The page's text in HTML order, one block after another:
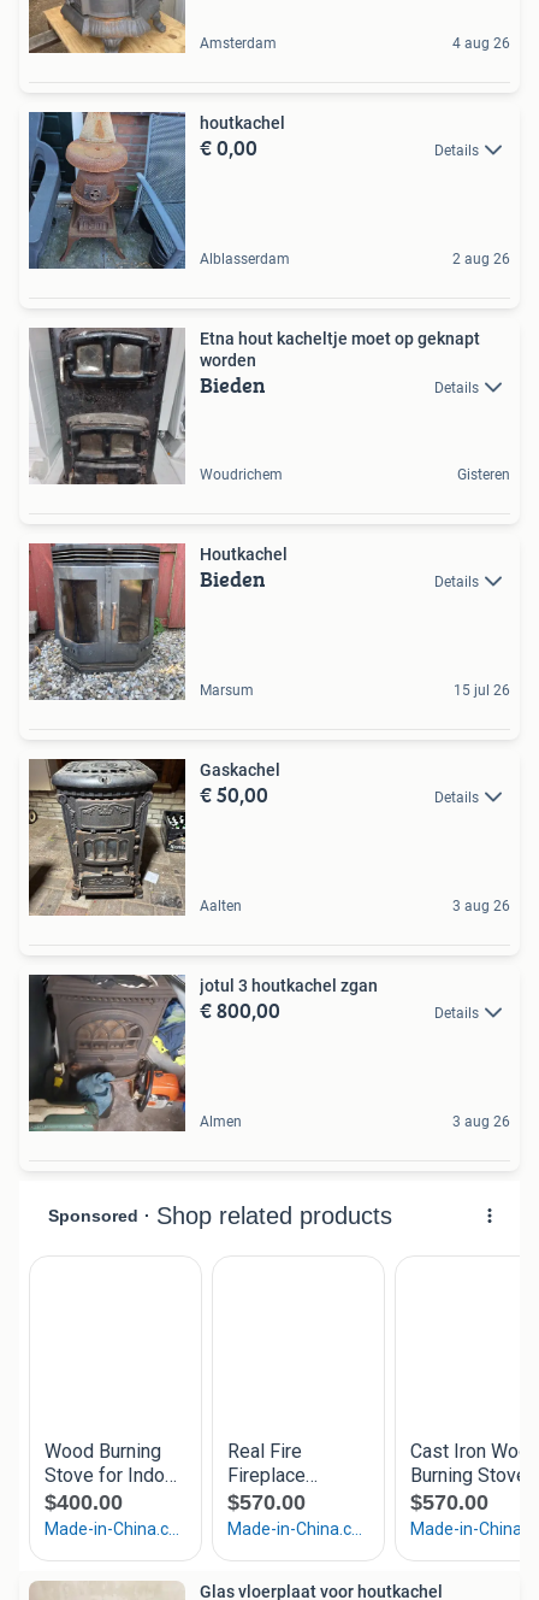
Amsterdam 4 aug 26
houtkachel
€ 0,00 Details
Alblasserdam 2 aug 26
Etna hout kacheltje moet op geknapt
worden
Bieden Details
Woudrichem Gisteren
Houtkachel
Bieden Details
Marsum 15 jul 26
Gaskachel
€ 50,00 Details
Aalten 3 aug 26
jotul 3 houtkachel zgan
€ 800,00 Details
Almen 3 aug 26
Glas vloerplaat voor houtkachel